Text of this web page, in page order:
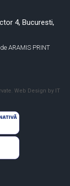
4, Bucuresti,
ARAMIS PRINT
Web Design by IT